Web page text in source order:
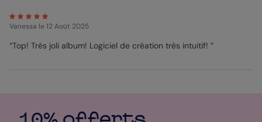
Vanessa le 12 Août 2025
“Top! Très joli album! Logiciel de création très intuitif! ”